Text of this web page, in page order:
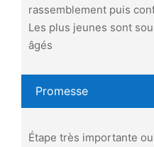
rassemblement puis
Les plus jeunes sont
âgés
Promesse
Étape très importante